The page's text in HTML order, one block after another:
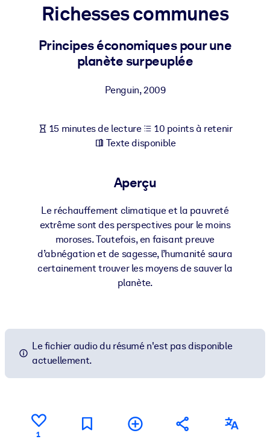
PAR SYSTÈME
Pour LMS/LXP
LMS/LXP pour de meilleurs résultats d'apprentissage.
Enrichissez votre bibliothèque d'entreprise avec des
commerciales fiables et prêtes à l'emploi.
Alimentez vos systèmes d'IA avec des connaissances fiables et
Richesses communes
Principes économiques pour une
planète surpeuplée
Penguin,2009
15 minutes de lecture
10 points à retenir
Texte disponible
Aperçu
Le réchauffement climatique et la pauvreté
extrême sont des perspectives pour le moins
moroses. Toutefois, en faisant preuve
d’abnégation et de sagesse, l’humanité saura
certainement trouver les moyens de sauver la
planète.
Le fichier audio du résumé n'est pas disponible
actuellement.
1